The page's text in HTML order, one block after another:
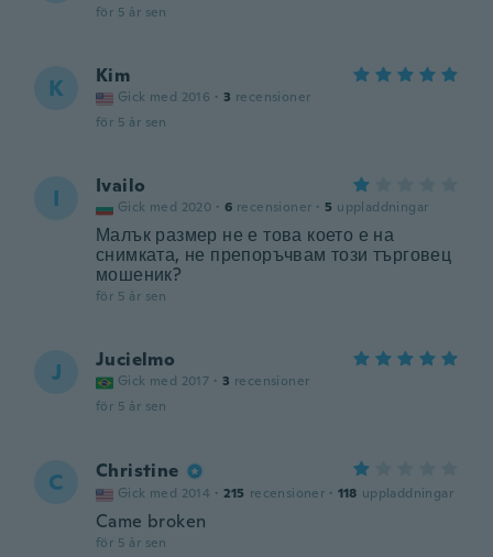
för 5 år sen
K Kim
Gick med 2016 · 3 recensioner
för 5 år sen
I Ivailo
Gick med 2020 · 6 recensioner · 5 uppladdningar
Малък размер не е това което е на
снимката, не препоръчвам този търговец
мошеник?
för 5 år sen
J Jucielmo
Gick med 2017 · 3 recensioner
för 5 år sen
C Christine
Gick med 2014 · 215 recensioner · 118 uppladdningar
Came broken
för 5 år sen